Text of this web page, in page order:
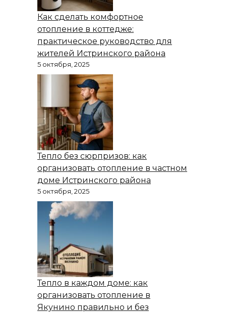
Как сделать комфортное
отопление в коттедже:
практическое руководство для
жителей Истринского района
5 октября, 2025
Тепло без сюрпризов: как
организовать отопление в частном
доме Истринского района
5 октября, 2025
Тепло в каждом доме: как
организовать отопление в
Якунино правильно и без